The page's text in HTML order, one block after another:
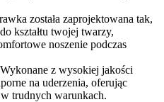
została zaprojektowana tak,
kształtu twojej twarzy,
noszenie podczas
Wykonane z wysokiej jakości
na uderzenia, oferując
trudnych warunkach.